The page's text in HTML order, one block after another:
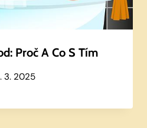
Proč A Co S Tím
3. 2025